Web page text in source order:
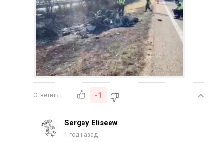
Ответить -1
Sergey Eliseew
1 год назад